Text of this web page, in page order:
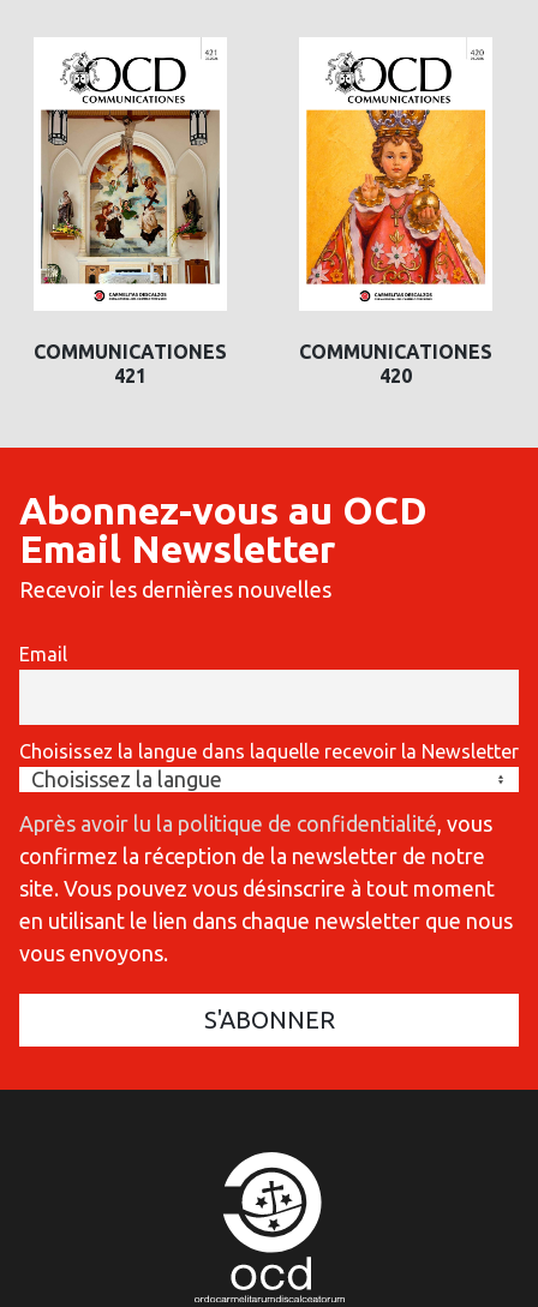
COMMUNICATIONES
420
COMMUNICATIONES
419
Abonnez-vous au OCD
Email Newsletter
Recevoir les dernières nouvelles
Email
Choisissez la langue dans laquelle recevoir la Newsletter
Après avoir lu la politique de confidentialité , vous
confirmez la réception de la newsletter de notre
site. Vous pouvez vous désinscrire à tout moment
en utilisant le lien dans chaque newsletter que nous
vous envoyons.